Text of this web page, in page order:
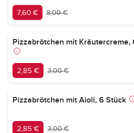
7,60 € 8,00 €
Pizzabrötchen mit Kräutercreme,
2,85 € 3,00 €
Pizzabrötchen mit Aioli, 6 Stück
2,85 € 3,00 €